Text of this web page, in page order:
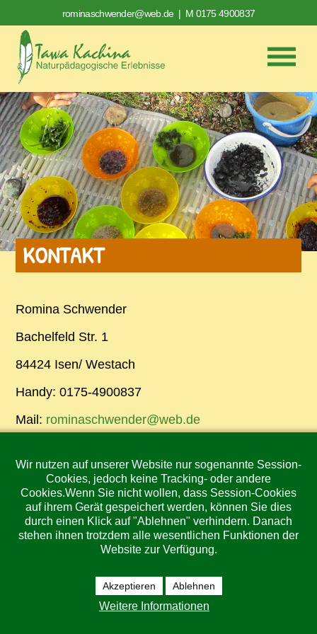
rominaschwender@web.de| M 0175 4900837
KONTAKT
Romina Schwender
Bachelfeld Str. 1
84424 Isen/ Westach
Handy: 0175-4900837
Mail: rominaschwender@web.de
Da ich viel Zeit bei den Tieren und im Wald
verbringe, schickt mir doch bei Fragen eine Mail
und ich melde mich sobald ich Zeit habe. Freue
mich auf euch!
Isen 4 km, Dorfen 11 km, Erding 21 km, Haag i.
OB 16 km, München 40 km
Wir nutzen auf unserer Website nur sogenannte Session-
Cookies, jedoch keine Tracking- oder andere
Cookies.Wenn Sie nicht wollen, dass Session-Cookies
auf ihrem Gerät gespeichert werden, können Sie dies
durch einen Klick auf "Ablehnen" verhindern. Danach
stehen ihnen trotzdem alle wesentlichen Funktionen der
Website zur Verfügung.
Akzeptieren Ablehnen
Weitere Informationen